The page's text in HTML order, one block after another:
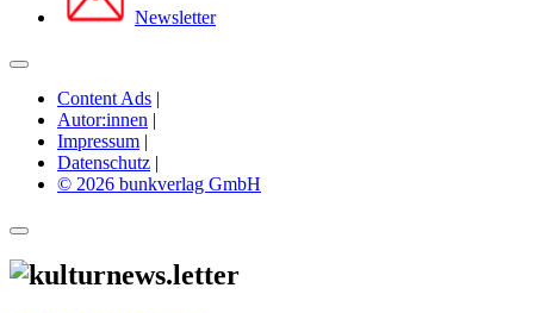
Newsletter
Content Ads |
Autor:innen |
Impressum |
Datenschutz |
© 2026 bunkverlag GmbH